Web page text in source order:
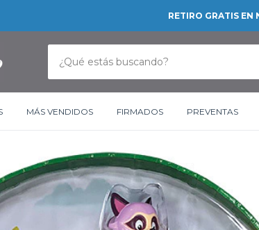
RETIRO GRATIS EN
MÁS VENDIDOS FIRMADOS PREVENTAS